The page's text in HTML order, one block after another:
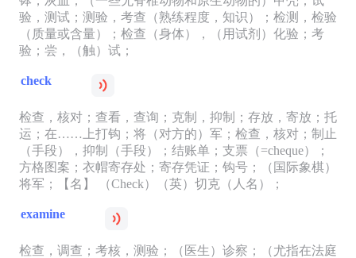
验，测试；测验，考查（熟练程度，知识）；检测，检验
（质量或含量）；检查（身体），（用试剂）化验；考
验；尝，（触）试；
check
检查，核对；查看，查询；克制，抑制；存放，寄放；托
运；在……上打钩；将（对方的）军；检查，核对；制止
（手段），抑制（手段）；结账单；支票（=cheque）；
方格图案；衣帽寄存处；寄存凭证；钩号；（国际象棋）
将军；【名】 （Check）（英）切克（人名）；
examine
检查，调查；考核，测验；（医生）诊察；（尤指在法庭